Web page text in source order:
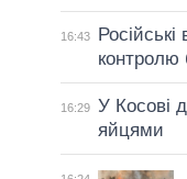
16:43
контролю
16:29 У Косові
яйцями